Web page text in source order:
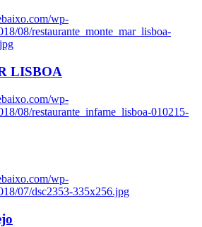
wp-
08/restaurante_monte_mar_lisboa-
LISBOA
wp-
08/restaurante_infame_lisboa-010215-
wp-
07/dsc2353-335x256.jpg